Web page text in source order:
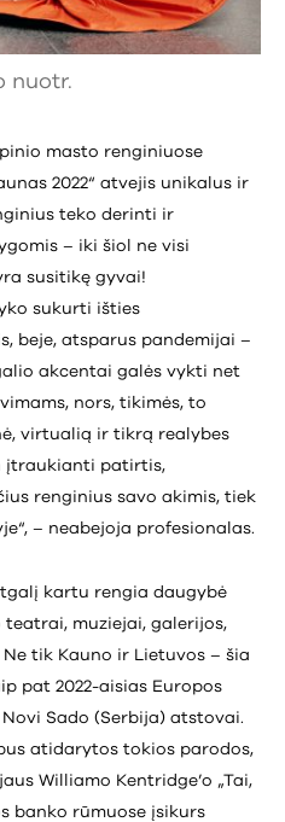
nuotr.
masto renginiuose
2022“ atvejis unikalus ir
teko derinti ir
– iki šiol ne visi
susitikę gyvai!
sukurti išties
beje, atsparus pandemijai –
akcentai galės vykti net
nors, tikimės, to
virtualią ir tikrą realybes
įtraukianti patirtis,
renginius savo akimis, tiek
– neabejoja profesionalas.
kartu rengia daugybė
muziejai, galerijos,
tik Kauno ir Lietuvos – šia
pat 2022-aisias Europos
Sado (Serbija) atstovai.
atidarytos tokios parodos,
Williamo Kentridge’o „Tai,
banko rūmuose įsikurs